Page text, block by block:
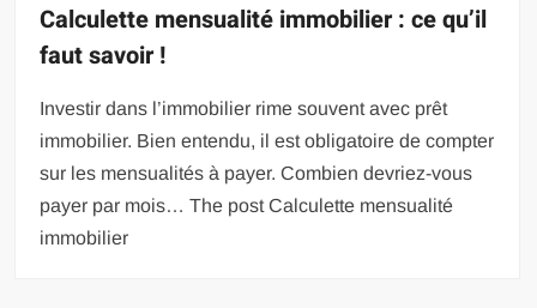
Calculette mensualité immobilier : ce qu’il
faut savoir !
Investir dans l’immobilier rime souvent avec prêt
immobilier. Bien entendu, il est obligatoire de compter
sur les mensualités à payer. Combien devriez-vous
payer par mois… The post Calculette mensualité
immobilier